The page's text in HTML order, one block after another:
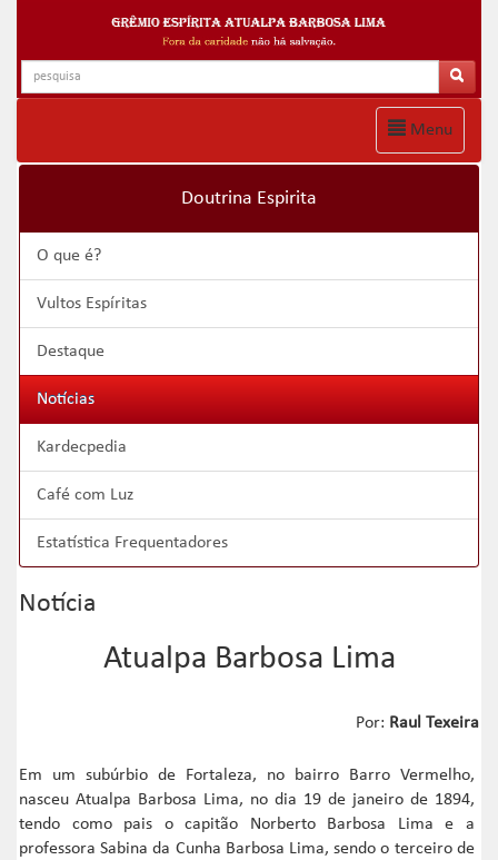
Menu
Doutrina Espirita
O que é?
Vultos Espíritas
Destaque
Notícias
Kardecpedia
Café com Luz
Estatística Frequentadores
Notícia
Atualpa Barbosa Lima
Por: Raul Texeira
Em um subúrbio de Fortaleza, no bairro Barro Vermelho,
nasceu Atualpa Barbosa Lima, no dia 19 de janeiro de 1894,
tendo como pais o capitão Norberto Barbosa Lima e a
professora Sabina da Cunha Barbosa Lima, sendo o terceiro de